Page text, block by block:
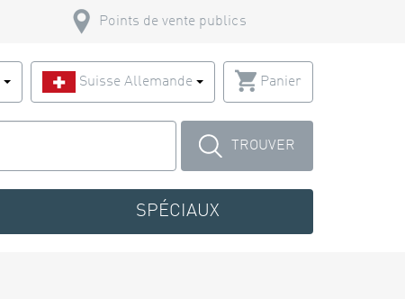
Points de vente publics
Suisse Allemande Panier
TROUVER
SPÉCIAUX